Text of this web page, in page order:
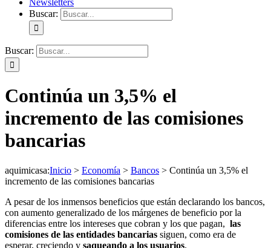
Newsletters
Buscar:
Buscar:
Continúa un 3,5% el
incremento de las comisiones
bancarias
aquimicasa:Inicio > Economía > Bancos > Continúa un 3,5% el
incremento de las comisiones bancarias
A pesar de los inmensos beneficios que están declarando los bancos,
con aumento generalizado de los márgenes de beneficio por la
diferencias entre los intereses que cobran y los que pagan, las
comisiones de las entidades bancarias siguen, como era de
esperar, creciendo y saqueando a los usuarios.